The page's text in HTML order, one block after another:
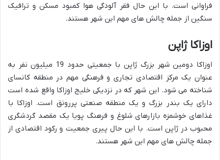
فراوانی است. با این حال فقر آلودگی هوا کمبود مسکن و ترافیک
سنگین از جمله چالش های مهم این شهر هستند.
اوزاکا ژاپن
اوزاکا دومین شهر بزرگ ژاپن با جمعیتی حدود 19 میلیون نفر به
عنوان یک مرکز اقتصادی تجاری و فرهنگی مهم در منطقه کانسای
شناخته می شود. این شهر که در نزدیکی خلیج اوزاکا واقع شده است
دارای یک بندر بزرگ و یک منطقه صنعتی پررونق است. اوزاکا با
غذاهای خوشمزه بازارهای شلوغ و فرهنگ پویا یک مقصد گردشگری
محبوب در ژاپن است. با این حال پیری جمعیت و رکود اقتصادی از
جمله چالش های مهم این شهر هستند.